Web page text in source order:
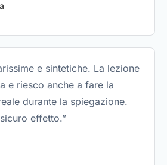
e sintetiche. La lezione
e riesco anche a fare la
durante la spiegazione.
effetto.”